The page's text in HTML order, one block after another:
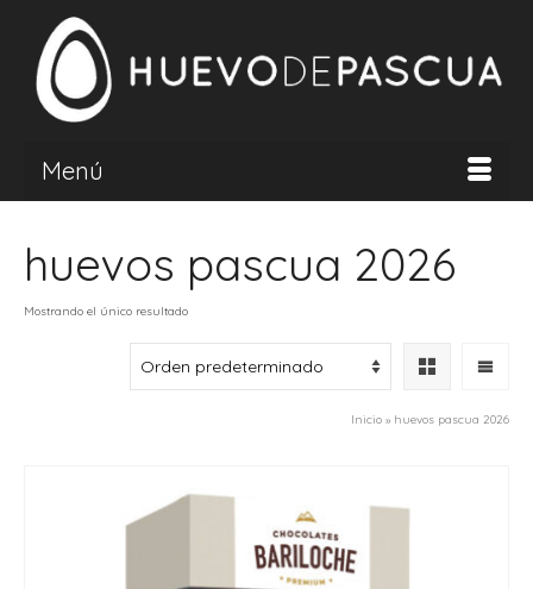
Menú
huevos pascua 2026
Mostrando el único resultado
Inicio » huevos pascua 2026